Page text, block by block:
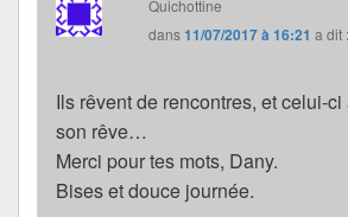
Quichottine
dans11/07/2017 à 16:21 a dit :
Ils rêvent de rencontres, et celui-
son rêve…
Merci pour tes mots, Dany.
Bises et douce journée.